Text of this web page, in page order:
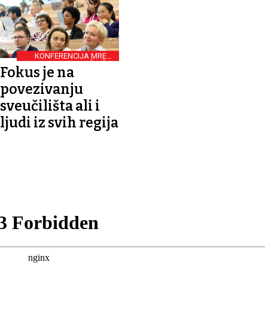
KONFERENCIJA MREŽE
EUROPSKIH SVEUČILIŠTA
Fokus je na
povezivanju
sveučilišta ali i
ljudi iz svih regija